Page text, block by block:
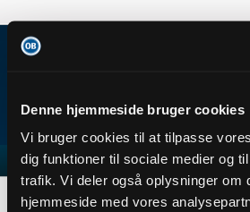
Denne hjemmeside bruger cookies
Vi bruger cookies til at tilpasse
dig funktioner til sociale medier og
trafik. Vi deler også oplysninger om
hjemmeside med vores
Abonnementer